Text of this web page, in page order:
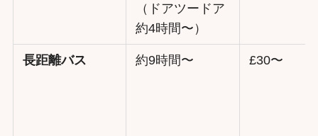
（ドアツードア
約4時間〜）
長距離バス 約9時間〜 £30〜